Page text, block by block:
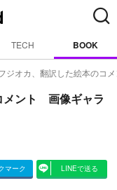
TECH BOOK
ジオカ、翻訳した絵本のコ
メント 画像ギャラ
マーク LINEで送る